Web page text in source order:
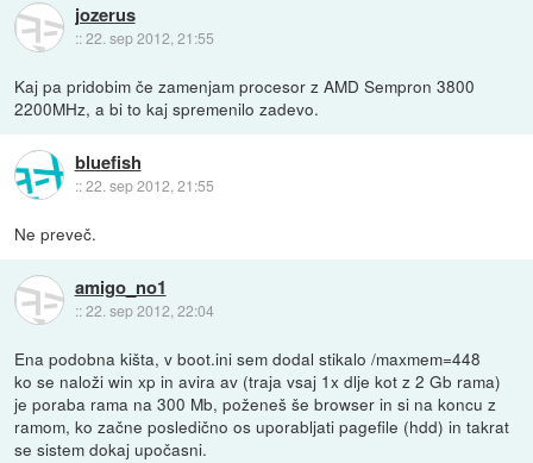
jozerus
::22. sep 2012, 21:55
Kaj pa pridobim če zamenjam procesor z AMD Sempron 3800
2200MHz, a bi to kaj spremenilo zadevo.
bluefish
::22. sep 2012, 21:55
Ne preveč.
amigo_no1
::22. sep 2012, 22:04
Ena podobna kišta, v boot.ini sem dodal stikalo /maxmem=448
ko se naloži win xp in avira av (traja vsaj 1x dlje kot z 2 Gb rama)
je poraba rama na 300 Mb, poženeš še browser in si na koncu z
ramom, ko začne posledično os uporabljati pagefile (hdd) in takrat
se sistem dokaj upočasni.